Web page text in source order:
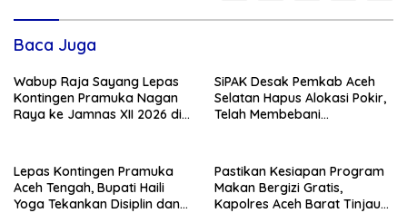
Baca Juga
Wabup Raja Sayang Lepas
Kontingen Pramuka Nagan
Raya ke Jamnas XII 2026 di
SiPAK Desak Pemkab Aceh
Selatan Hapus Alokasi Pokir,
Telah Membebani
Lepas Kontingen Pramuka
Aceh Tengah, Bupati Haili
Yoga Tekankan Disiplin dan
Pastikan Kesiapan Program
Makan Bergizi Gratis,
Kapolres Aceh Barat Tinjau